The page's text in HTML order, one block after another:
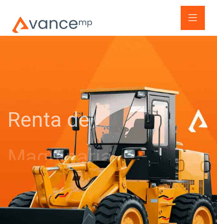
Renta de
Maquinaria
Maquinaria pesada para cualquiera detus
necesidades, al mejor precio.